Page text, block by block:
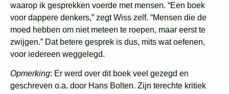
waarop ik gesprekken voerde met mensen. “Een boek
voor dappere denkers,” zegt Wiss zelf. “Mensen die de
moed hebben om niet meteen te roepen, maar eerst te
zwijgen.” Dat betere gesprek is dus, mits wat oefenen,
voor iedereen weggelegd.
Opmerking: Er werd over dit boek veel gezegd en
geschreven o.a. door Hans Bolten. Zijn terechte kritiek